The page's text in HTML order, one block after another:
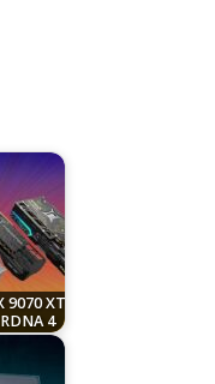
9070 XT
4